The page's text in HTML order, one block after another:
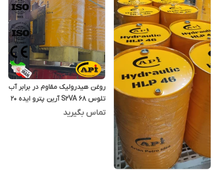
روغن هیدرولیک مقاوم در برابر آب
تلوس S2VA 68 آرین پترو ایده 20
لیتری
تماس بگیرید